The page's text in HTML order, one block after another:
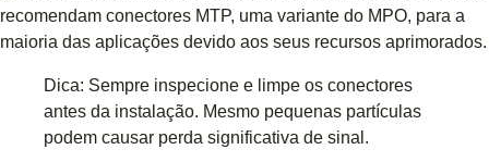
recomendam conectores MTP, uma variante do MPO, para a
maioria das aplicações devido aos seus recursos aprimorados.
Dica: Sempre inspecione e limpe os conectores
antes da instalação. Mesmo pequenas partículas
podem causar perda significativa de sinal.